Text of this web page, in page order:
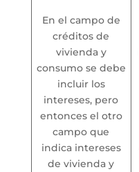
En el campo de
créditos de
vivienda y
consumo se debe
incluir los
intereses, pero
entonces el otro
campo que
indica intereses
de vivienda y